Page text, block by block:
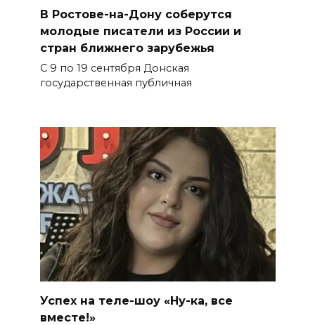
В Ростове-на-Дону соберутся
молодые писатели из России и
стран ближнего зарубежья
С 9 по 19 сентября Донская
государственная публичная
Успех на теле-шоу «Ну-ка, все
вместе!»